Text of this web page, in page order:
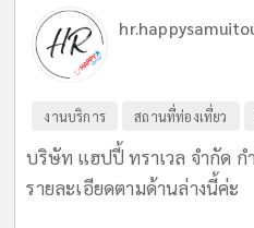
งานบริการ สถานที่ท่องเที่ยว
บริษัท แฮปปี้ ทราเวล จำกัด ก
รายละเอียดตามด้านล่างนี้ค่ะ